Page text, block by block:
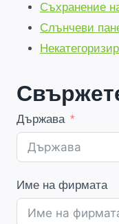
Съхранение
Слънчеви
Държава
Име на фирмата